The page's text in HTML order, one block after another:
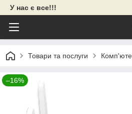
У нас є все!!!
Товари та послуги
–16%